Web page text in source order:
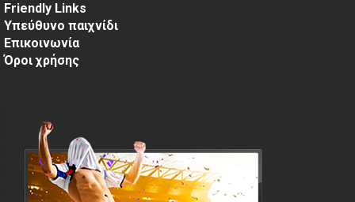
Friendly Links
Υπεύθυνο παιχνίδι
Επικοινωνία
Όροι χρήσης